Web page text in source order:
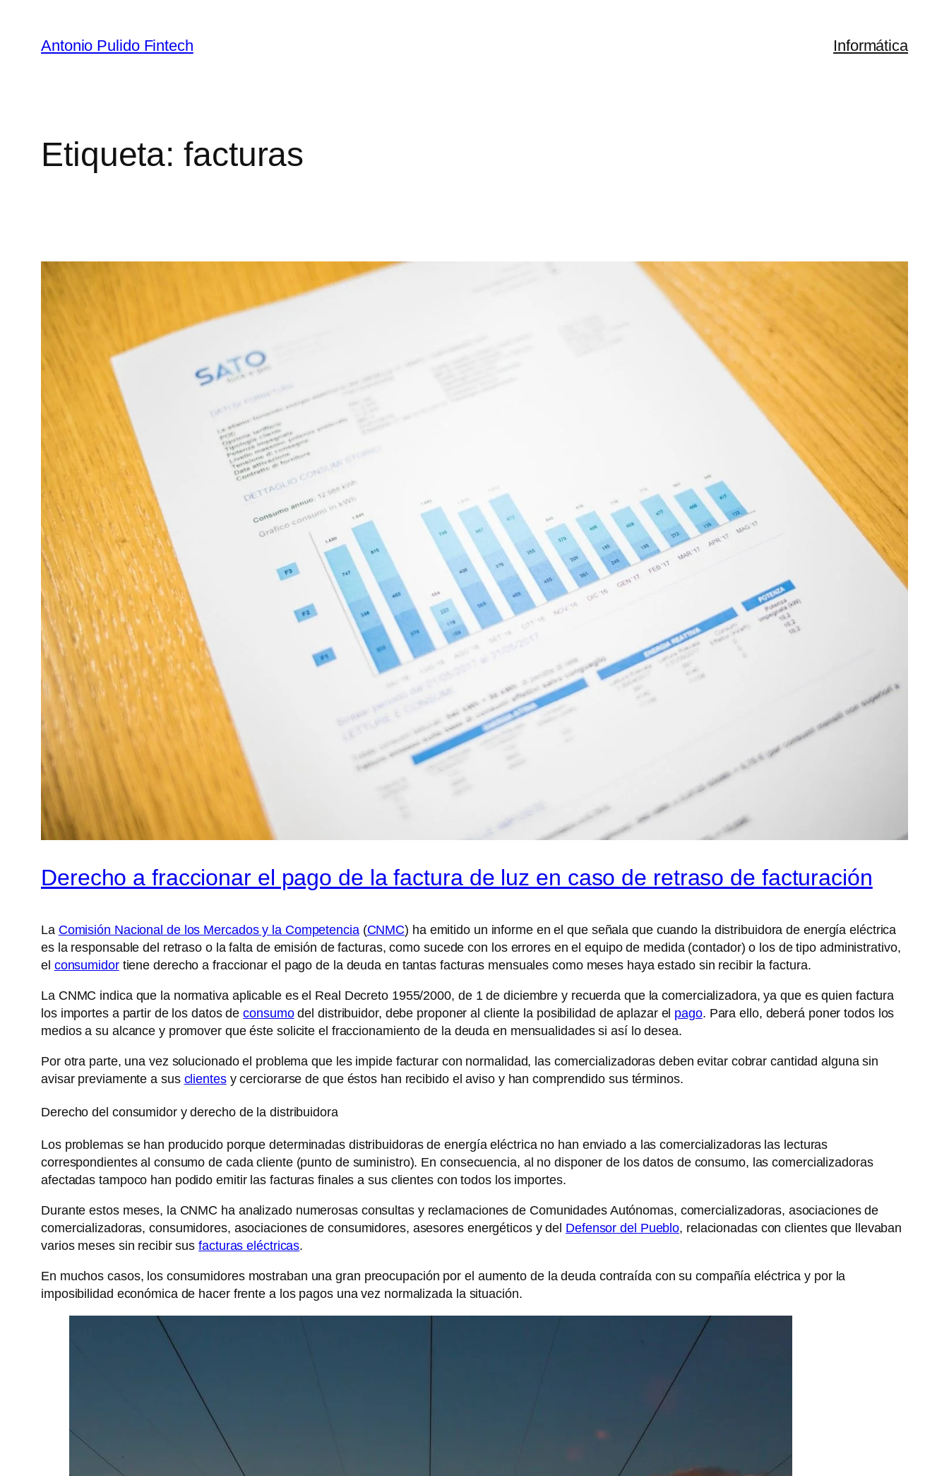
Antonio Pulido Fintech Informática
Etiqueta: facturas
Derecho a fraccionar el pago de la factura de luz en caso de retraso de facturación
La Comisión Nacional de los Mercados y la Competencia(CNMC) ha emitido un informe en el que señala que cuando la distribuidora de energía eléctrica
es la responsable del retraso o la falta de emisión de facturas, como sucede con los errores en el equipo de medida (contador) o los de tipo administrativo,
el consumidortiene derecho a fraccionar el pago de la deuda en tantas facturas mensuales como meses haya estado sin recibir la factura.
La CNMC indica que la normativa aplicable es el Real Decreto 1955/2000, de 1 de diciembre y recuerda que la comercializadora, ya que es quien factura
los importes a partir de los datos deconsumodel distribuidor, debe proponer al cliente la posibilidad de aplazar el pago. Para ello, deberá poner todos los
medios a su alcance y promover que éste solicite el fraccionamiento de la deuda en mensualidades si así lo desea.
Por otra parte, una vez solucionado el problema que les impide facturar con normalidad, las comercializadoras deben evitar cobrar cantidad alguna sin
avisar previamente a sus clientesy cerciorarse de que éstos han recibido el aviso y han comprendido sus términos.
Derecho del consumidor y derecho de la distribuidora
Los problemas se han producido porque determinadas distribuidoras de energía eléctrica no han enviado a las comercializadoras las lecturas
correspondientes al consumo de cada cliente (punto de suministro). En consecuencia, al no disponer de los datos de consumo, las comercializadoras
afectadas tampoco han podido emitir las facturas finales a sus clientes con todos los importes.
Durante estos meses, la CNMC ha analizado numerosas consultas y reclamaciones de Comunidades Autónomas, comercializadoras, asociaciones de
comercializadoras, consumidores, asociaciones de consumidores, asesores energéticos y del Defensor del Pueblo, relacionadas con clientes que llevaban
varios meses sin recibir susfacturas eléctricas.
En muchos casos, los consumidores mostraban una gran preocupación por el aumento de la deuda contraída con su compañía eléctrica y por la
imposibilidad económica de hacer frente a los pagos una vez normalizada la situación.